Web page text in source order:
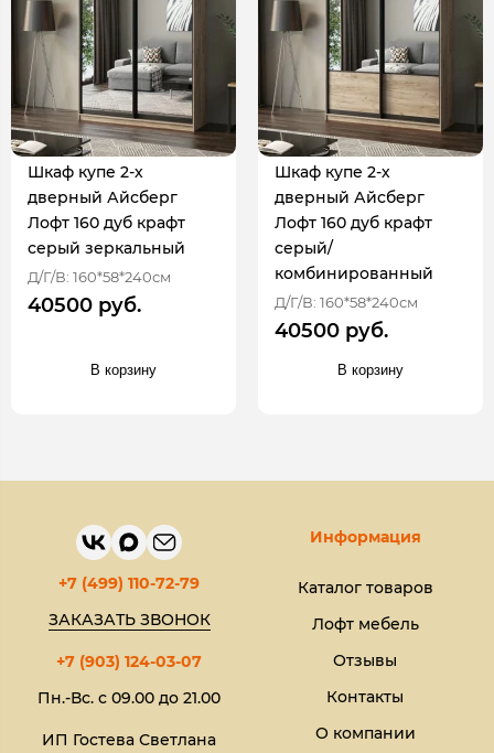
Шкаф купе 2-х
дверный Айсберг
Лофт 160 дуб крафт
серый зеркальный
Д/Г/В: 160*58*240см
40500 руб.
В корзину
Шкаф купе 2-х
дверный Айсберг
Лофт 160 дуб крафт
серый/
комбинированный
Д/Г/В: 160*58*240см
40500 руб.
В корзину
+7 (499) 110-72-79
ЗАКАЗАТЬ ЗВОНОК
+7 (903) 124-03-07
Пн.-Вс. с 09.00 до 21.00
ИП Гостева Светлана
Информация
Каталог товаров
Лофт мебель
Отзывы
Контакты
О компании